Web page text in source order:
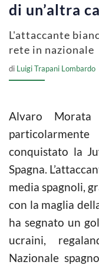
di un’altra
L'attaccante
rete in nazionale
di Luigi Trapani Lombardo
Alvaro
conquistato la
Spagna.
media spagnoli,
con la maglia
ha segnato un
ucraini,
Nazionale